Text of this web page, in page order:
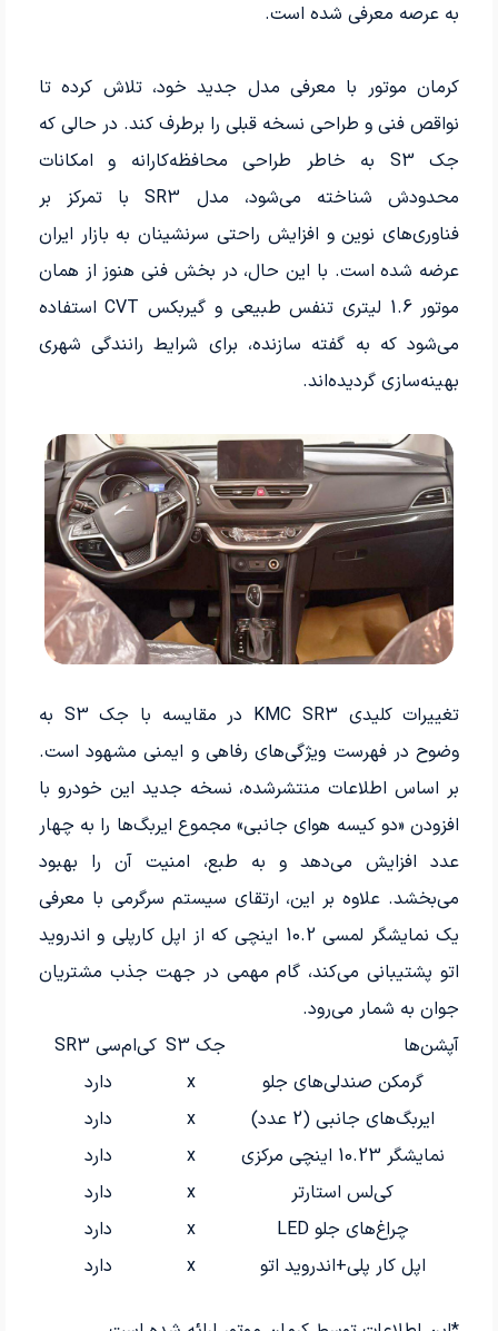
به عرصه معرفی شده است.
کرمان موتور با معرفی مدل جدید خود، تلاش کرده تا
نواقص فنی و طراحی نسخه قبلی را برطرف کند. در حالی که
جک S3 به خاطر طراحی محافظه‌کارانه و امکانات
محدودش شناخته می‌شود، مدل SR3 با تمرکز بر
فناوری‌های نوین و افزایش راحتی سرنشینان به بازار ایران
عرضه شده است. با این حال، در بخش فنی هنوز از همان
موتور 1.6 لیتری تنفس طبیعی و گیربکس CVT استفاده
می‌شود که به گفته سازنده، برای شرایط رانندگی شهری
بهینه‌سازی گردیده‌اند.
تغییرات کلیدی KMC SR3 در مقایسه با جک S3 به
وضوح در فهرست ویژگی‌های رفاهی و ایمنی مشهود است.
بر اساس اطلاعات منتشرشده، نسخه جدید این خودرو با
افزودن «دو کیسه هوای جانبی» مجموع ایربگ‌ها را به چهار
عدد افزایش می‌دهد و به طبع، امنیت آن را بهبود
می‌بخشد. علاوه بر این، ارتقای سیستم سرگرمی با معرفی
یک نمایشگر لمسی 10.2 اینچی که از اپل کارپلی و اندروید
اتو پشتیبانی می‌کند، گام مهمی در جهت جذب مشتریان
جوان به شمار می‌رود.
آپشن‌ها
جک S3
کی‌ام‌سی SR3
گرمکن صندلی‌های جلو
x
دارد
ایربگ‌های جانبی (2 عدد)
x
دارد
نمایشگر 10.23 اینچی مرکزی
x
دارد
کی‌لس استارتر
x
دارد
چراغ‌های جلو LED
x
دارد
اپل کار پلی+اندروید اتو
x دارد